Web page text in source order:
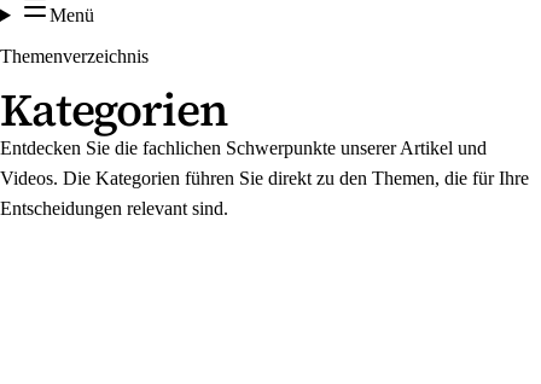
Menü
Themenverzeichnis
Kategorien
Entdecken Sie die fachlichen Schwerpunkte unserer Artikel und
Videos. Die Kategorien führen Sie direkt zu den Themen, die für Ihre
Entscheidungen relevant sind.